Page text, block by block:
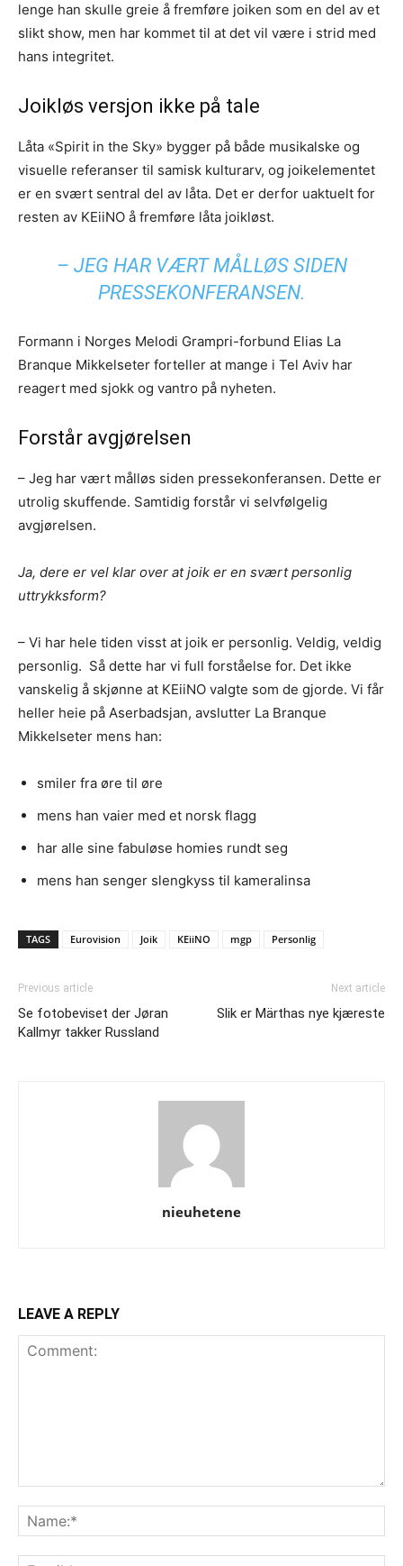
lenge han skulle greie å fremføre joiken som en del av et
slikt show, men har kommet til at det vil være i strid med
hans integritet.
Joikløs versjon ikke på tale
Låta «Spirit in the Sky» bygger på både musikalske og
visuelle referanser til samisk kulturarv, og joikelementet
er en svært sentral del av låta. Det er derfor uaktuelt for
resten av KEiiNO å fremføre låta joikløst.
– JEG HAR VÆRT MÅLLØS SIDEN
PRESSEKONFERANSEN.
Formann i Norges Melodi Grampri-forbund Elias La
Branque Mikkelseter forteller at mange i Tel Aviv har
reagert med sjokk og vantro på nyheten.
Forstår avgjørelsen
– Jeg har vært målløs siden pressekonferansen. Dette er
utrolig skuffende. Samtidig forstår vi selvfølgelig
avgjørelsen.
Ja, dere er vel klar over at joik er en svært personlig
uttrykksform?
– Vi har hele tiden visst at joik er personlig. Veldig, veldig
personlig. Så dette har vi full forståelse for. Det ikke
vanskelig å skjønne at KEiiNO valgte som de gjorde. Vi får
heller heie på Aserbadsjan, avslutter La Branque
Mikkelseter mens han:
smiler fra øre til øre
mens han vaier med et norsk flagg
har alle sine fabuløse homies rundt seg
mens han senger slengkyss til kameralinsa
TAGS Eurovision Joik KEiiNO mgp Personlig
Previous article
Se fotobeviset der Jøran
Kallmyr takker Russland
Next article
Slik er Märthas nye kjæreste
nieuhetene
LEAVE A REPLY